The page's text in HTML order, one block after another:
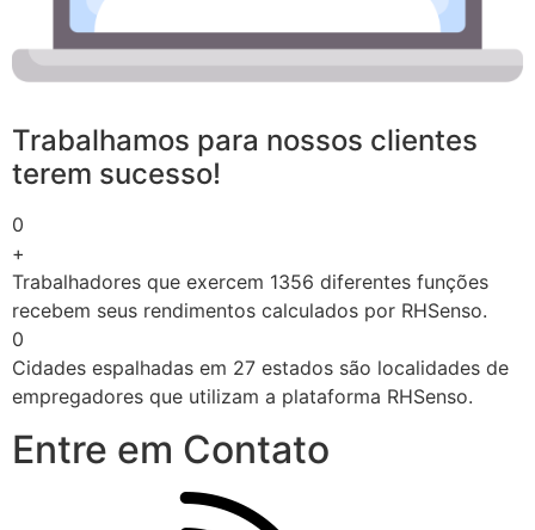
Trabalhamos para nossos clientes
terem sucesso!
0
+
Trabalhadores que exercem 1356 diferentes funções
recebem seus rendimentos calculados por RHSenso.
0
Cidades espalhadas em 27 estados são localidades de
empregadores que utilizam a plataforma RHSenso.
Entre em Contato